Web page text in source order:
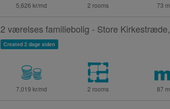
5,626 kr/md 2 rooms 73 m
2 værelses familiebolig - Store
Created 2 dage siden
7,019 kr/md 2 rooms 87 m